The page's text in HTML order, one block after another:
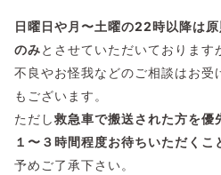
日曜日や月〜土曜の22時以降は
のみとさせていただいております
不良やお怪我などのご相談はお受
もございます。
ただし救急車で搬送された方を優
１〜３時間程度お待ちいただくこ
予めご了承下さい。